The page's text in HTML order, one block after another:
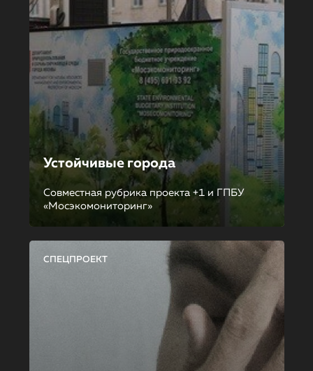
Устойчивые города
Совместная рубрика проекта +1 и ГПБУ
«Мосэкомониторинг»
СПЕЦПРОЕКТ